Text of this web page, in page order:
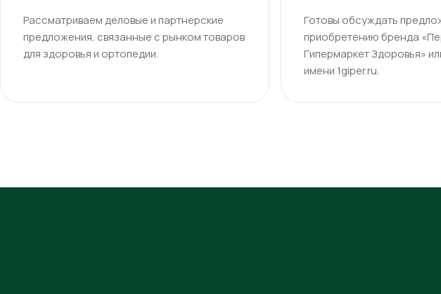
Рассматриваем деловые и партнерские
предложения, связанные с рынком товаров
для здоровья и ортопедии.
Готовы обсуждать
приобретению бренда
Гипермаркет Здоровья»
имени 1giper.ru.